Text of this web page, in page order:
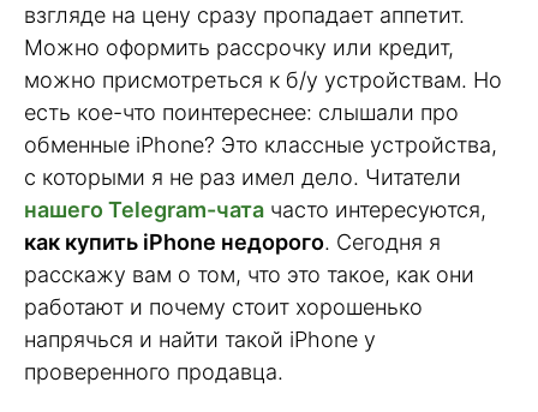
взгляде на цену сразу пропадает аппетит.
Можно оформить рассрочку или кредит,
можно присмотреться к б/у устройствам. Но
есть кое-что поинтереснее: слышали про
обменные iPhone? Это классные устройства,
с которыми я не раз имел дело. Читатели
нашего Telegram-чата часто интересуются,
как купить iPhone недорого. Сегодня я
расскажу вам о том, что это такое, как они
работают и почему стоит хорошенько
напрячься и найти такой iPhone у
проверенного продавца.